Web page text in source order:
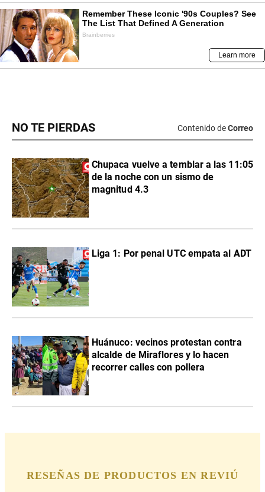
NO TE PIERDAS Contenido deCorreo
Chupaca vuelve a temblar a las 11:05
de la noche con un sismo de
magnitud 4.3
Liga 1: Por penal UTC empata al ADT
Huánuco: vecinos protestan contra
alcalde de Miraflores y lo hacen
recorrer calles con pollera